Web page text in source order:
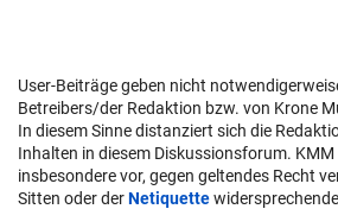
User-Beiträge geben nicht
Betreibers/der Redaktion bzw. von Krone
In diesem Sinne distanziert sich die
Inhalten in diesem Diskussionsforum.
insbesondere vor, gegen geltendes Recht
Sitten oder derNetiquette